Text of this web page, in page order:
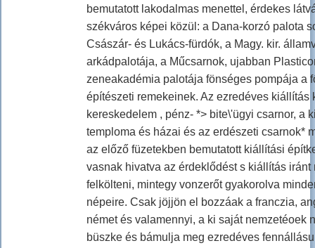
bemutatott lakodalmas menettel, érdekes
székváros képei közül: a Dana-korzó palota
Császár- és Lukács-fürdók, a Magy. kir.
arkádpalotája, a Műcsarnok, ujabban
zeneakadémia palotája fönséges pompája a
építészeti remekeinek. Az ezredéves kiállítás
kereskedelem , pénz- *> bite\'ügyi csarnor, a
temploma és házai és az erdészeti csarnok*
az előző füzetekben bemutatott kiállítási
vasnak hivatva az érdeklődést s kiállítás iránt
felkölteni, mintegy vonzerőt gyakorolva
népeire. Csak jöjjön el bozzáak a franczia,
német és valamennyi, a ki saját nemzetéoek
büszke és bámulja meg ezredéves